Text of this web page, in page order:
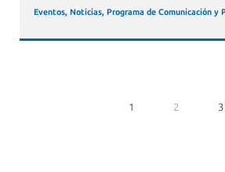
Eventos, Noticias, Programa de Comunicación y
1 2 3